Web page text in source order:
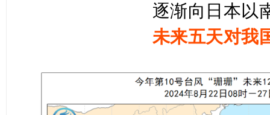
逐渐向日本以
未来五天对我